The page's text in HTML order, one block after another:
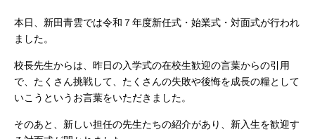
本日、新田青雲では令和７年度新任式・始業式・対面式が行われ
ました。
校長先生からは、昨日の入学式の在校生歓迎の言葉からの引用
で、たくさん挑戦して、たくさんの失敗や後悔を成長の糧として
いこうというお言葉をいただきました。
そのあと、新しい担任の先生たちの紹介があり、新入生を歓迎す